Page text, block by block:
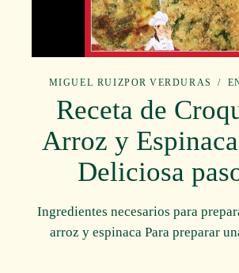
VERDURAS
POR
MIGUEL RUIZ
Receta de
Arroz y
Deliciosa
Ingredientes necesarios para
arroz y espinaca Para preparar